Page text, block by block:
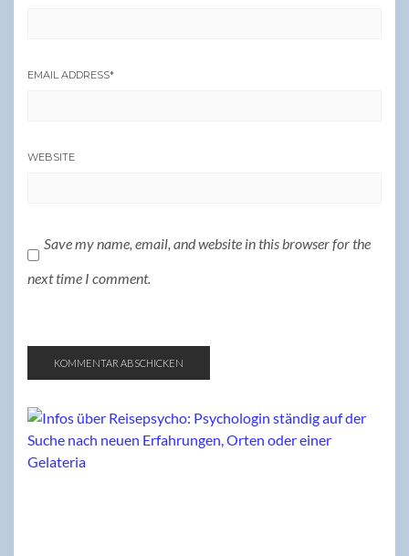
EMAIL ADDRESS*
WEBSITE
Save my name, email, and website in this browser for the
next time I comment.